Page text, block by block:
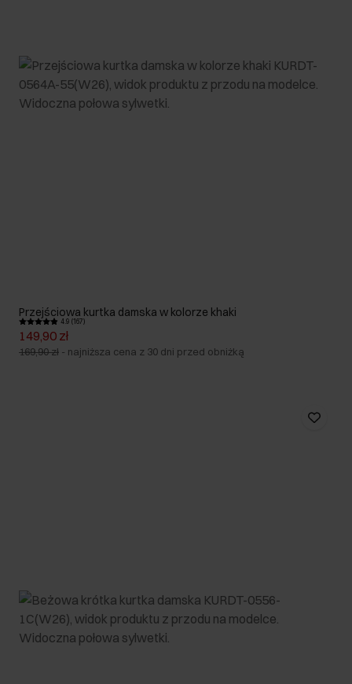
Przejściowa kurtka damska w kolorze khaki
4.9 (167)
149,90 zł
169,90 zł - najniższa cena z 30 dni przed obniżką